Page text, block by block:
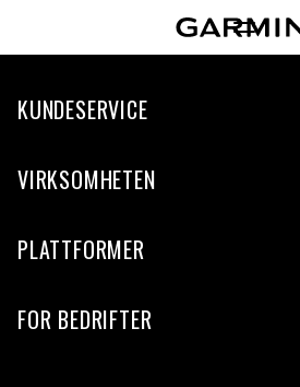
KUNDESERVICE
VIRKSOMHETEN
PLATTFORMER
FOR BEDRIFTER